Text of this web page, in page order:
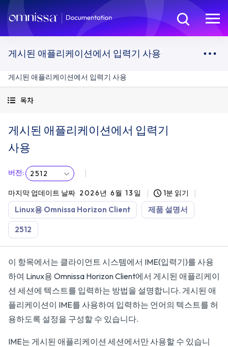
게시된 애플리케이션에서 입력기 사용
게시된 애플리케이션에서 입력기 사용
목차
게시된 애플리케이션에서 입력기
사용
버전: 2512
마지막 업데이트 날짜 2026년 6월 13일 1분 읽기
Linux용 Omnissa Horizon Client 제품 설명서
2512
이 항목에서는 클라이언트 시스템에서 IME(입력기)를 사용
하여 Linux용 Omnissa Horizon Client에서 게시된 애플리케이
션 세션에 텍스트를 입력하는 방법을 설명합니다. 게시된 애
플리케이션이 IME를 사용하여 입력하는 언어의 텍스트를 허
용하도록 설정을 구성할 수 있습니다.
IME는 게시된 애플리케이션 세션에서만 사용할 수 있습니